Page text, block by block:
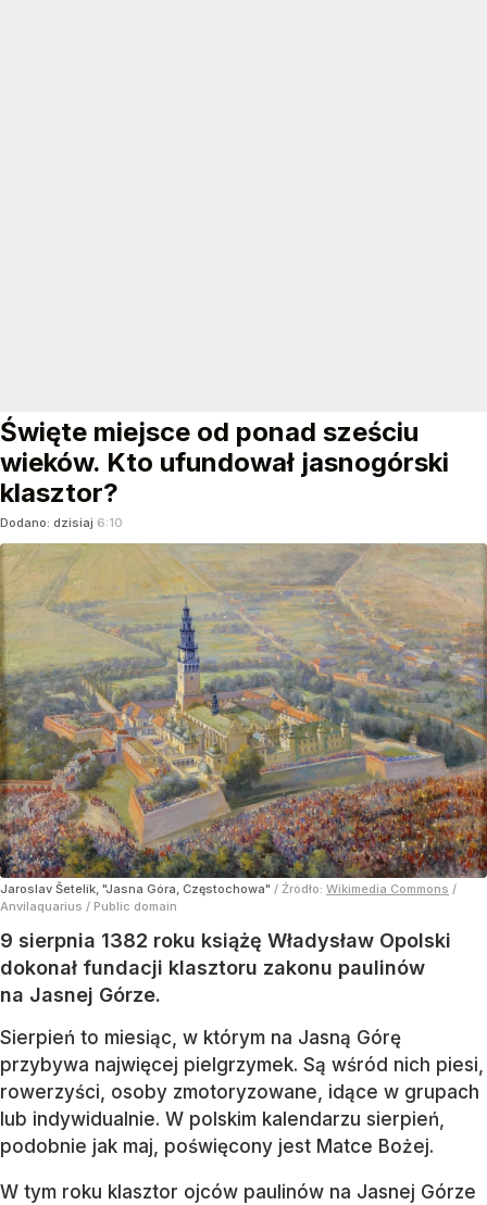
Święte miejsce od ponad sześciu
wieków. Kto ufundował jasnogórski
klasztor?
Dodano: dzisiaj 6:10
Jaroslav Šetelík, "Jasna Góra, Częstochowa" / Źródło: Wikimedia Commons /
Anvilaquarius / Public domain
9 sierpnia 1382 roku książę Władysław Opolski
dokonał fundacji klasztoru zakonu paulinów
na Jasnej Górze.
Sierpień to miesiąc, w którym na Jasną Górę
przybywa najwięcej pielgrzymek. Są wśród nich piesi,
rowerzyści, osoby zmotoryzowane, idące w grupach
lub indywidualnie. W polskim kalendarzu sierpień,
podobnie jak maj, poświęcony jest Matce Bożej.
W tym roku klasztor ojców paulinów na Jasnej Górze